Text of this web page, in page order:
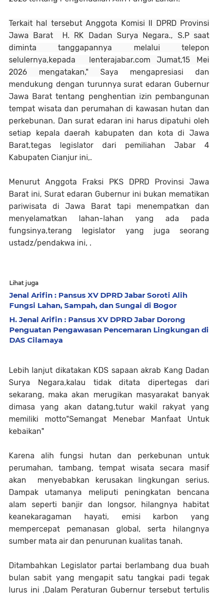
Terkait hal tersebut Anggota Komisi II DPRD Provinsi
Jawa Barat H. RK Dadan Surya Negara., S.P saat
diminta tanggapannya melalui telepon
selulernya,kepada lenterajabar.com Jumat,15 Mei
2026 mengatakan," Saya mengapresiasi dan
mendukung dengan turunnya surat edaran Gubernur
Jawa Barat tentang penghentian izin pembangunan
tempat wisata dan perumahan di kawasan hutan dan
perkebunan. Dan surat edaran ini harus dipatuhi oleh
setiap kepala daerah kabupaten dan kota di Jawa
Barat,tegas legislator dari pemiliahan Jabar 4
Kabupaten Cianjur ini,.
Menurut Anggota Fraksi PKS DPRD Provinsi Jawa
Barat ini, Surat edaran Gubernur ini bukan mematikan
pariwisata di Jawa Barat tapi menempatkan dan
menyelamatkan lahan-lahan yang ada pada
fungsinya,terang legislator yang juga seorang
ustadz/pendakwa ini, .
Lihat juga
Jenal Arifin : Pansus XV DPRD Jabar Soroti Alih
Fungsi Lahan, Sampah, dan Sungai di Bogor
H. Jenal Arifin : Pansus XV DPRD Jabar Dorong
Penguatan Pengawasan Pencemaran Lingkungan di
DAS Cilamaya
Lebih lanjut dikatakan KDS sapaan akrab Kang Dadan
Surya Negara,kalau tidak ditata dipertegas dari
sekarang, maka akan merugikan masyarakat banyak
dimasa yang akan datang,tutur wakil rakyat yang
memiliki motto"Semangat Menebar Manfaat Untuk
kebaikan"
Karena alih fungsi hutan dan perkebunan untuk
perumahan, tambang, tempat wisata secara masif
akan menyebabkan kerusakan lingkungan serius.
Dampak utamanya meliputi peningkatan bencana
alam seperti banjir dan longsor, hilangnya habitat
keanekaragaman hayati, emisi karbon yang
mempercepat pemanasan global, serta hilangnya
sumber mata air dan penurunan kualitas tanah.
Ditambahkan Legislator partai berlambang dua buah
bulan sabit yang mengapit satu tangkai padi tegak
lurus ini ,Dalam Peraturan Gubernur tersebut tertulis